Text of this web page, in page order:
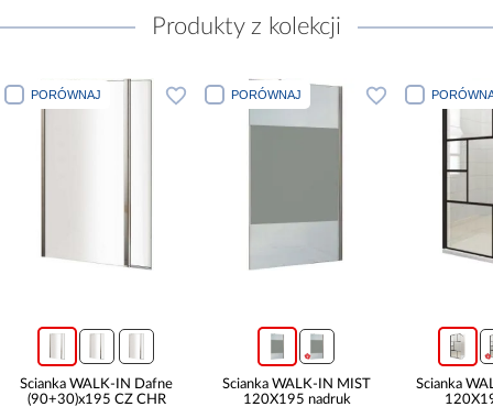
Produkty z kolekcji
PORÓWNAJ
Ścianka WALK-IN Dafne
(90+30)x195 CZ CHR
PORÓWNAJ
Ścianka WALK-IN MIST
120X195 nadruk
Ścianka